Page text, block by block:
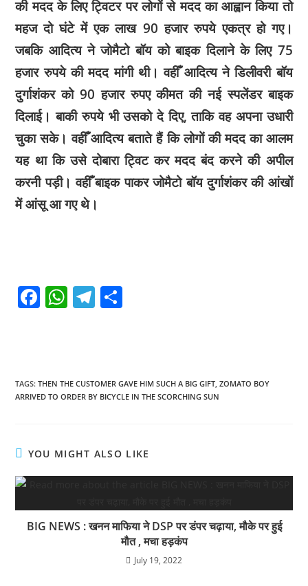
की मदद के लिए ट्विटर पर लोगों से मदद का आह्वान किया तो
महज दो घंटे में एक लाख 90 हजार रुपये एकत्र हो गए।
जबकि आदित्य ने जोमैटो बॉय को बाइक दिलाने के लिए 75
हजार रुपये की मदद मांगी थी। वहीँ आदित्य ने डिलीवरी बॉय
दुर्गाशंकर को 90 हजार रुपए कीमत की नई स्पलेंडर बाइक
दिलाई। बाकी रुपये भी उसको दे दिए, ताकि वह अपना उधारी
चुका सके। वहीँ आदित्य बताते हैं कि लोगों की मदद का आलम
यह था कि उसे दोबारा ट्विट कर मदद बंद करने की अपील
करनी पड़ी। वहीँ बाइक पाकर जोमैटो बॉय दुर्गाशंकर की आंखों
में आंसू आ गए थे।
F
a
b
o
k
W
h
A
p
T
el
a
m
TAGS:THEN THE CUSTOMER GAVE HIM SUCH A BIG GIFT ZOMATO BOY
ARRIVED TO ORDER BY BICYCLE IN THE SCORCHING SUN
YOU MIGHT ALSO LIKE
BIG NEWS : खनन माफिया ने DSP पर डंपर चढ़ाया, मौके पर हुई
मौत , मचा हड़कंप
July 19, 2022